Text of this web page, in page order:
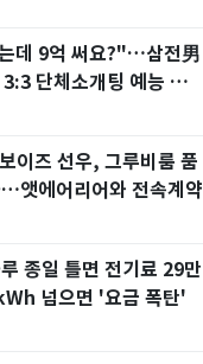
데 9억 써요?"…삼전男
단체소개팅 예능 화
이즈 선우, 그루비룸 품
앳에어리어와 전속계약
종일 틀면 전기료 29만
넘으면 '요금 폭탄'